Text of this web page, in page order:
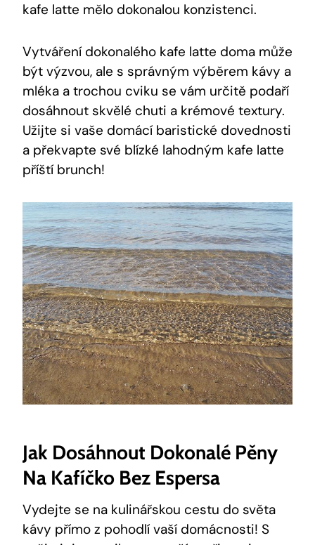
kafe⁣ latte mělo dokonalou konzistenci.
Vytváření dokonalého kafe latte doma může
být ‌výzvou, ale s správným výběrem kávy a
mléka a trochou‍ cviku se vám‌ určitě ⁣podaří
dosáhnout skvělé chuti a krémové textury.
Užijte si vaše domácí ​baristické dovednosti
a‍ překvapte své ⁢blízké ⁢lahodným kafe latte
příští brunch!
Jak Dosáhnout Dokonalé Pěny
Na Kafíčko Bez Espersa
Vydejte ​se na kulinářskou ‌cestu‌ do světa
⁢kávy přímo z pohodlí vaší domácnosti! S